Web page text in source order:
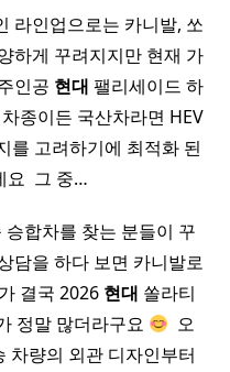
라인업으로는 카니발, 쏘
하게 꾸려지지만 현재 가
인공 현대 팰리세이드 하
종이든 국산차라면 HEV
를 고려하기에 최적화 된
요 ​ 그 중…
합차를 찾는 분들이 꾸
담을 하다 보면 카니발로
결국 2026 현대 쏠라티
정말 많더라구요
​ 오
차량의 외관 디자인부터